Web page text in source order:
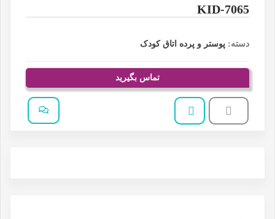
KID-7065
دسته:پوستر و پرده اتاق کودک
تماس بگیرید